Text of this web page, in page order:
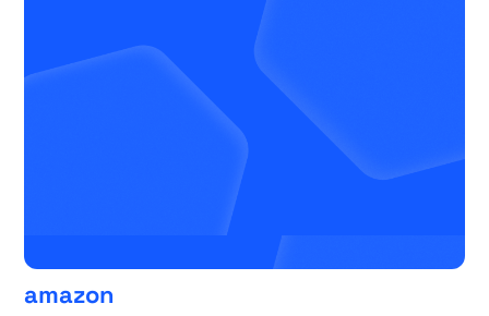
amazon